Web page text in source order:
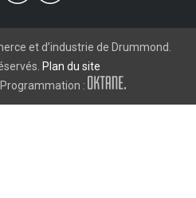
et d’industrie de Drummond.
Plan du site
Programmation :